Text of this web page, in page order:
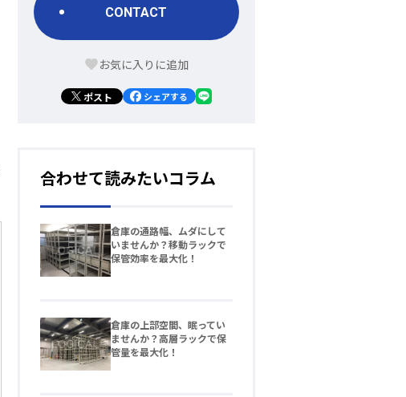
CONTACT
ポスト シェアする
合わせて読みたいコラム
倉庫の通路幅、ムダにして
いませんか？移動ラックで
保管効率を最大化！
倉庫の上部空間、眠ってい
ませんか？高層ラックで保
管量を最大化！